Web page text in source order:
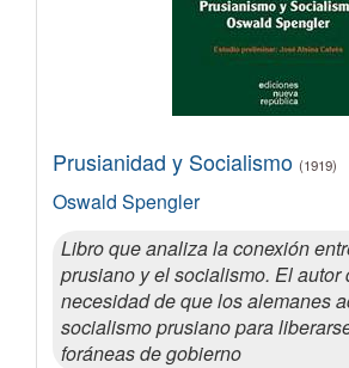
Prusianidad y Socialismo (1919)
Oswald Spengler
Libro que analiza la conexión
prusiano y el socialismo. El autor
necesidad de que los alemanes
socialismo prusiano para
foráneas de gobierno